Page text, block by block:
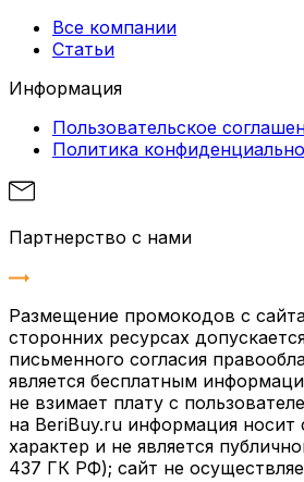
Все компании
Статьи
Информация
Пользовательское
Политика
Партнерство с нами
Размещение промокодов с
сторонних ресурсах
письменного согласия
является бесплатным
не взимает плату с
на BeriBuy.ru информация носит
характер и не является
437 ГК РФ); сайт не